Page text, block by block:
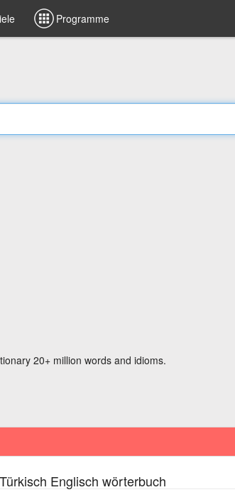
Programme
20+ million words and idioms.
Englisch wörterbuch